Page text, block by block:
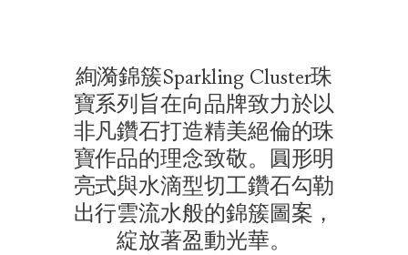
絢漪錦簇Sparkling Cluster珠
寶系列旨在向品牌致力於以
非凡鑽石打造精美絕倫的珠
寶作品的理念致敬。圓形明
亮式與水滴型切工鑽石勾勒
出行雲流水般的錦簇圖案，
綻放著盈動光華。